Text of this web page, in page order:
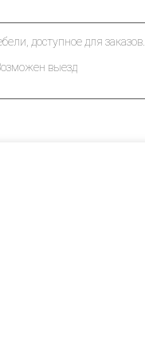
доступное для заказов.
выезд